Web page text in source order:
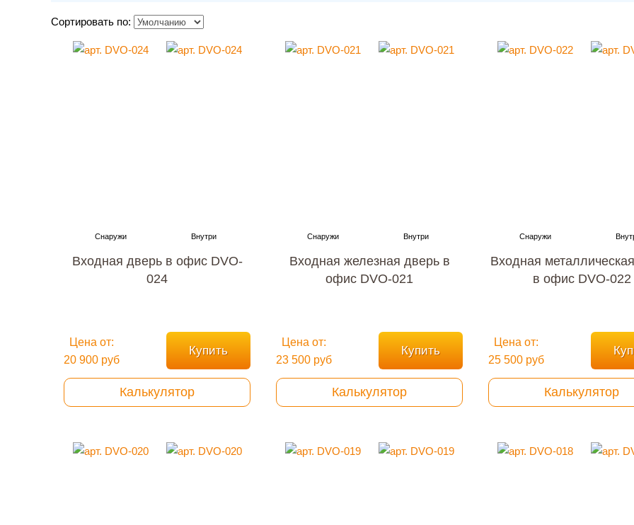
Сортировать по:
Входная дверь в офис DVO-
024
Цена от:
20 900 руб
Купить
Калькулятор
Входная железная дверь в
офис DVO-021
Цена от:
23 500 руб
Купить
Калькулятор
Входная
в офис DVO-022
Цена от:
25 500 руб
Калькулятор